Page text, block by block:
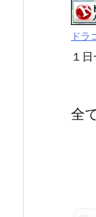
ドラ
１
全